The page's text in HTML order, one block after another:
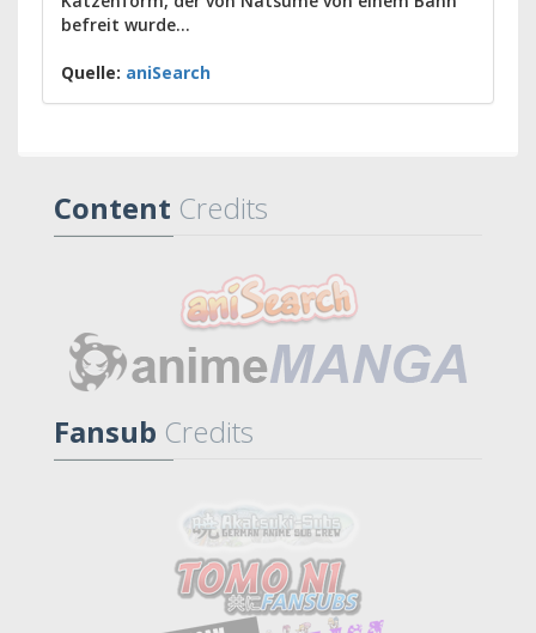
befreit wurde…
Quelle: aniSearch
Content Credits
Fansub Credits